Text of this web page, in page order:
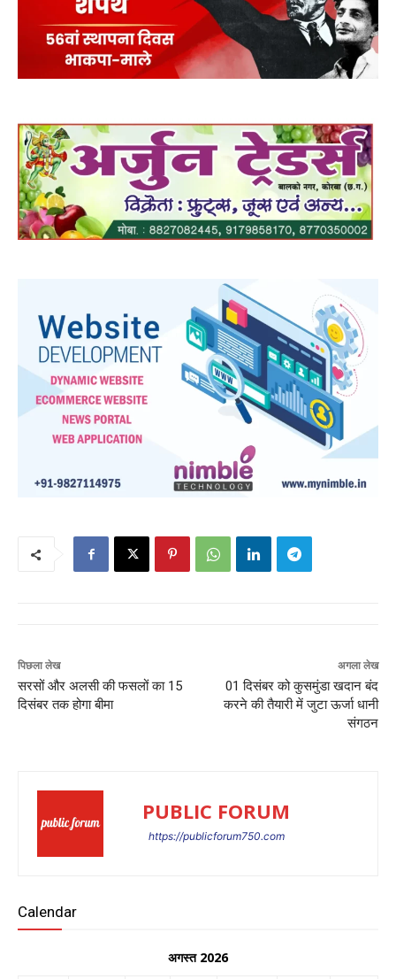
पिछला लेख
सरसों और अलसी की फसलों का 15
दिसंबर तक होगा बीमा
अगला लेख
01 दिसंबर को कुसमुंडा खदान बंद
करने की तैयारी में जुटा ऊर्जा धानी
संगठन
PUBLIC FORUM
https://publicforum750.com
Calendar
अगस्त 2026